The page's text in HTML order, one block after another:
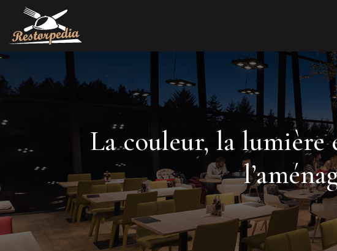
La couleur, la lumière